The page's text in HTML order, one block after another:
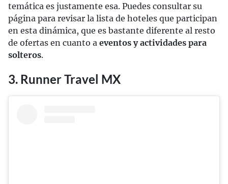
temática es justamente esa. Puedes consultar su
página para revisar la lista de hoteles que participan
en esta dinámica, que es bastante diferente al resto
de ofertas en cuanto a eventos y actividades para
solteros.
3. Runner Travel MX